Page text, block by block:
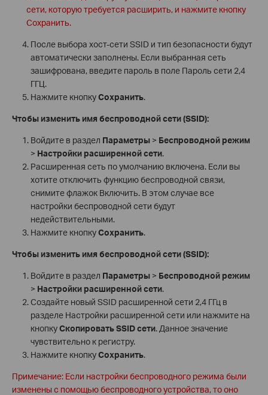
сети, которую требуется расширить, и нажмите кнопку
Сохранить.
После выбора хост-сети SSID и тип безопасности будут
автоматически заполнены. Если выбранная сеть
зашифрована, введите пароль в поле Пароль сети 2,4
ГГЦ.
Нажмите кнопкуСохранить.
Чтобы изменить имя беспроводной сети (SSID):
Войдите в раздел Параметры> Беспроводной режим
> Настройки расширенной сети.
Расширенная сеть по умолчанию включена. Если вы
хотите отключить функцию беспроводной связи,
снимите флажок Включить. В этом случае все
настройки беспроводной сети будут
недействительными.
Нажмите кнопкуСохранить.
Чтобы изменить имя беспроводной сети (SSID):
Войдите в раздел Параметры> Беспроводной режим
> Настройки расширенной сети.
Создайте новый SSID расширенной сети 2,4 ГГц в
разделе Настройки расширенной сети или нажмите на
кнопкуСкопироватьSSIDсети. Данное значение
чувствительно к регистру.
Нажмите кнопкуСохранить.
Примечание: Если настройки беспроводного режима были
изменены с помощью беспроводного устройства, то оно